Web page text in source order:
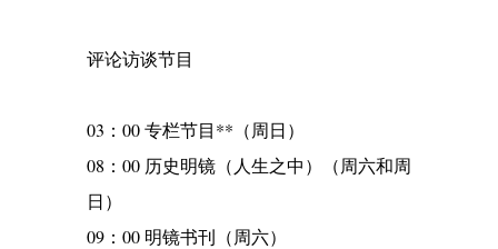
评论访谈节目
03：00 专栏节目**（周日）
08：00 历史明镜（人生之中）（周六和周
日）
09：00 明镜书刊（周六）